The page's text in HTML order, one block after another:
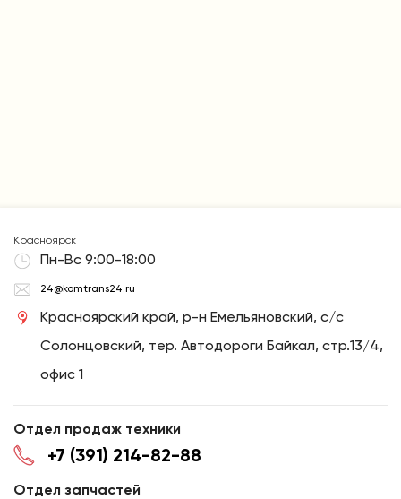
Красноярск
Пн-Вс 9:00-18:00
24@komtrans24.ru
Красноярский край, р-н Емельяновский, с/с
Солонцовский, тер. Автодороги Байкал, стр.13/4,
офис 1
Отдел продаж техники
+7 (391) 214-82-88
Отдел запчастей